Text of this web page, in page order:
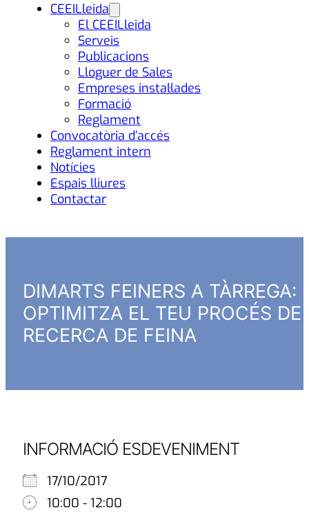
CEEILleida
El CEEILleida
Serveis
Publicacions
Lloguer de Sales
Empreses instal·lades
Formació
Reglament
Convocatòria d’accés
Reglament intern
Notícies
Espais lliures
Contactar
DIMARTS FEINERS A TÀRREGA:
OPTIMITZA EL TEU PROCÉS DE
RECERCA DE FEINA
INFORMACIÓ ESDEVENIMENT
17/10/2017
10:00 - 12:00